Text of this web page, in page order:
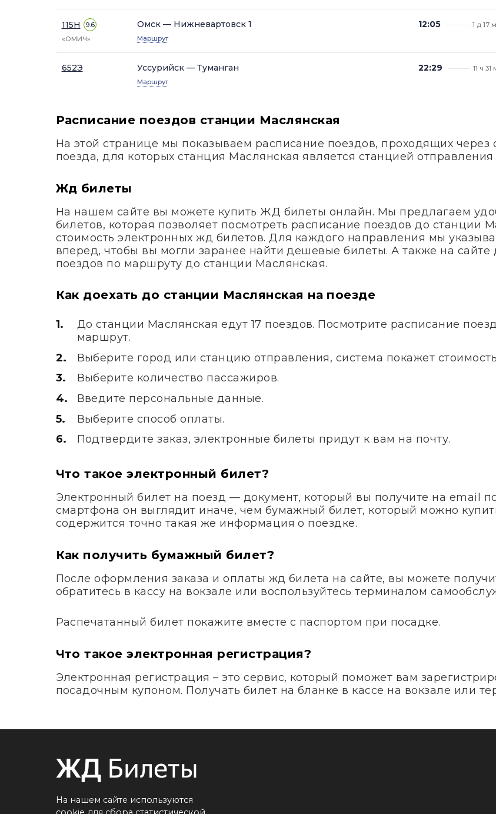
115Н
9.6
«ОМИЧ»
Омск — Нижневартовск 1
Маршрут
12:05 1 д 17 м
652Э Уссурийск — Туманган
Маршрут
22:29 11 ч 31
Расписание поездов станции Маслянская
На этой странице мы показываем расписание поездов, проходящих
поезда, для которых станция Маслянская является станцией
Жд билеты
На нашем сайте вы можете купить ЖД билеты онлайн. Мы предлагаем
билетов, которая позволяет посмотреть расписание поездов до станции
стоимость электронных жд билетов. Для каждого направления мы
вперед, чтобы вы могли заранее найти дешевые билеты. А также на
поездов по маршруту до станции Маслянская.
Как доехать до станции Маслянская на поезде
До станции Маслянская едут 17 поездов. Посмотрите расписание
маршрут.
Выберите город или станцию отправления, система покажет
Выберите количество пассажиров.
Введите персональные данные.
Выберите способ оплаты.
Подтвердите заказ, электронные билеты придут к вам на почту.
Что такое электронный билет?
Электронный билет на поезд — документ, который вы получите на email
смартфона он выглядит иначе, чем бумажный билет, который можно
содержится точно такая же информация о поездке.
Как получить бумажный билет?
После оформления заказа и оплаты жд билета на сайте, вы можете
обратитесь в кассу на вокзале или воспользуйтесь терминалом
Распечатанный билет покажите вместе с паспортом при посадке.
Что такое электронная регистрация?
Электронная регистрация – это сервис, который поможет вам
посадочным купоном. Получать билет на бланке в кассе на вокзале или
На нашем сайте используются